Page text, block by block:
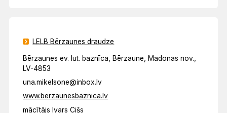
LELB Bērzaunes draudze
Bērzaunes ev. lut. baznīca, Bērzaune, Madonas nov.,
LV-4853
una.mikelsone@inbox.lv
www.berzaunesbaznica.lv
mācītājs Ivars Cišs